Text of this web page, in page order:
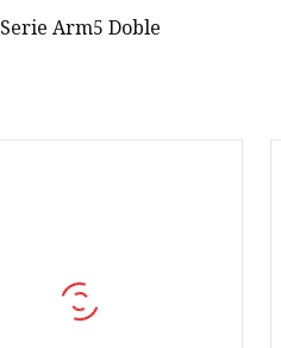
Serie Arm5 Doble